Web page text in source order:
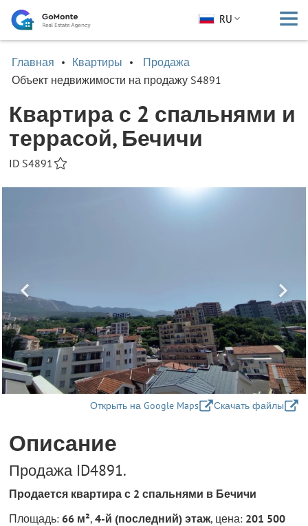
RU
Главная Квартиры
Продажа
Объект недвижимости на продажу S4891
Квартира с 2 спальнями и
террасой, Бечичи
ID S4891
Открыть на Google Maps Скачать файлы
Описание
Продажа ID4891.
Продается квартира с 2 спальнями в Бечичи
Площадь: 66 м², 4-й (последний) этаж, цена: 201 500